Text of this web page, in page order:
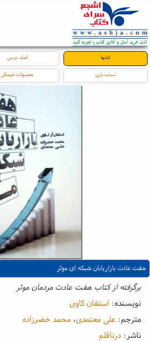
کتابها کمک درسی
اسباب بازی محصولات فرهنگی
هفت عادت بازاریابان شبکه ای موثر
برگرفته از کتاب هفت عادت مردمان موثر
نویسنده: استفان کاوی
مترجم: علی معتمدی، محمد خضرزاده
ناشر: درناقلم